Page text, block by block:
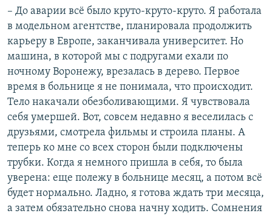
– До аварии всё было круто-круто-круто. Я работала
в модельном агентстве, планировала продолжить
карьеру в Европе, заканчивала университет. Но
машина, в которой мы с подругами ехали по
ночному Воронежу, врезалась в дерево. Первое
время в больнице я не понимала, что происходит.
Тело накачали обезболивающими. Я чувствовала
себя умершей. Вот, совсем недавно я веселилась с
друзьями, смотрела фильмы и строила планы. А
теперь ко мне со всех сторон были подключены
трубки. Когда я немного пришла в себя, то была
уверена: еще полежу в больнице месяц, а потом всё
будет нормально. Ладно, я готова ждать три месяца,
а затем обязательно снова начну ходить. Сомнения